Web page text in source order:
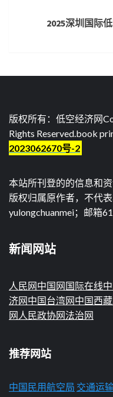
2025深圳国际
版权所有：低空经济网
Rights Reserved.book
2023062670号-2
本站所刊登的的信息和
版权归属原作者，不代
yulongchuanmei；邮箱
新闻网站
人民网中国网国际在线
济网中国台湾网中国西
网人民政协网法治网
推荐网站
中国民用航空局 交通运